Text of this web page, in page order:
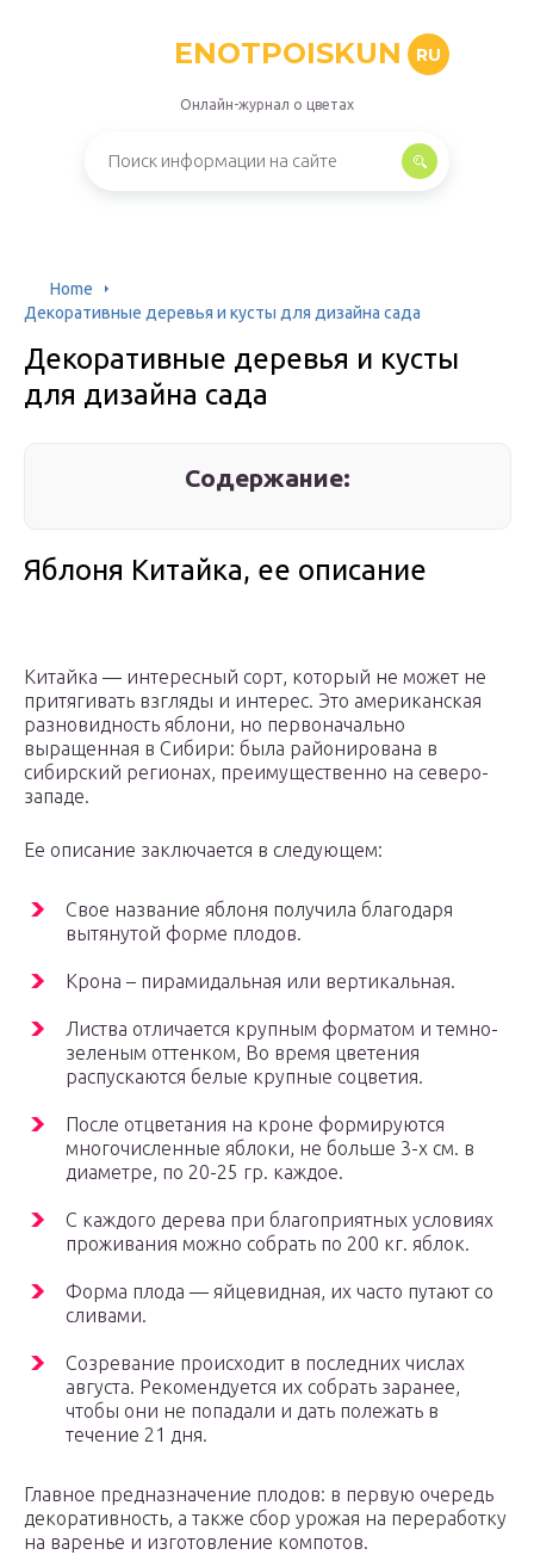
ENOTPOISKUN RU
Онлайн-журнал о цветах
Home
Декоративные деревья и кусты для дизайна сада
Декоративные деревья и кусты
для дизайна сада
Содержание:
Яблоня Китайка, ее описание
Китайка — интересный сорт, который не может не
притягивать взгляды и интерес. Это американская
разновидность яблони, но первоначально
выращенная в Сибири: была районирована в
сибирский регионах, преимущественно на северо-
западе.
Ее описание заключается в следующем:
Свое название яблоня получила благодаря
вытянутой форме плодов.
Крона – пирамидальная или вертикальная.
Листва отличается крупным форматом и темно-
зеленым оттенком, Во время цветения
распускаются белые крупные соцветия.
После отцветания на кроне формируются
многочисленные яблоки, не больше 3-х см. в
диаметре, по 20-25 гр. каждое.
С каждого дерева при благоприятных условиях
проживания можно собрать по 200 кг. яблок.
Форма плода — яйцевидная, их часто путают со
сливами.
Созревание происходит в последних числах
августа. Рекомендуется их собрать заранее,
чтобы они не попадали и дать полежать в
течение 21 дня.
Главное предназначение плодов: в первую очередь
декоративность, а также сбор урожая на переработку
на варенье и изготовление компотов.